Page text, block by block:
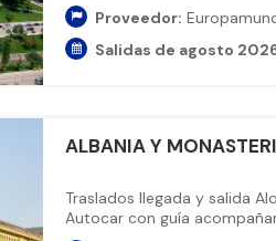
Proveedor:
Salidas de agosto
ALBANIA Y
Traslados llegada y salida
Autocar con guía